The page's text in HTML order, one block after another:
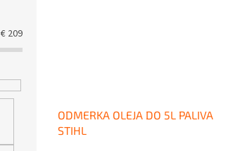
€ 209
ODMERKA OLEJA DO 5L PALIVA
STIHL